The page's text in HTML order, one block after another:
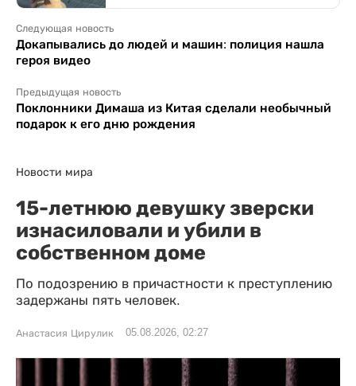
Следующая новость
Докапывались до людей и машин: полиция нашла
героя видео
Предыдущая новость
Поклонники Димаша из Китая сделали необычный
подарок к его дню рождения
Новости мира
15-летнюю девушку зверски
изнасиловали и убили в
собственном доме
По подозрению в причастности к преступлению
задержаны пять человек.
Анастасия Цирулик 05.08.2026, 02:27